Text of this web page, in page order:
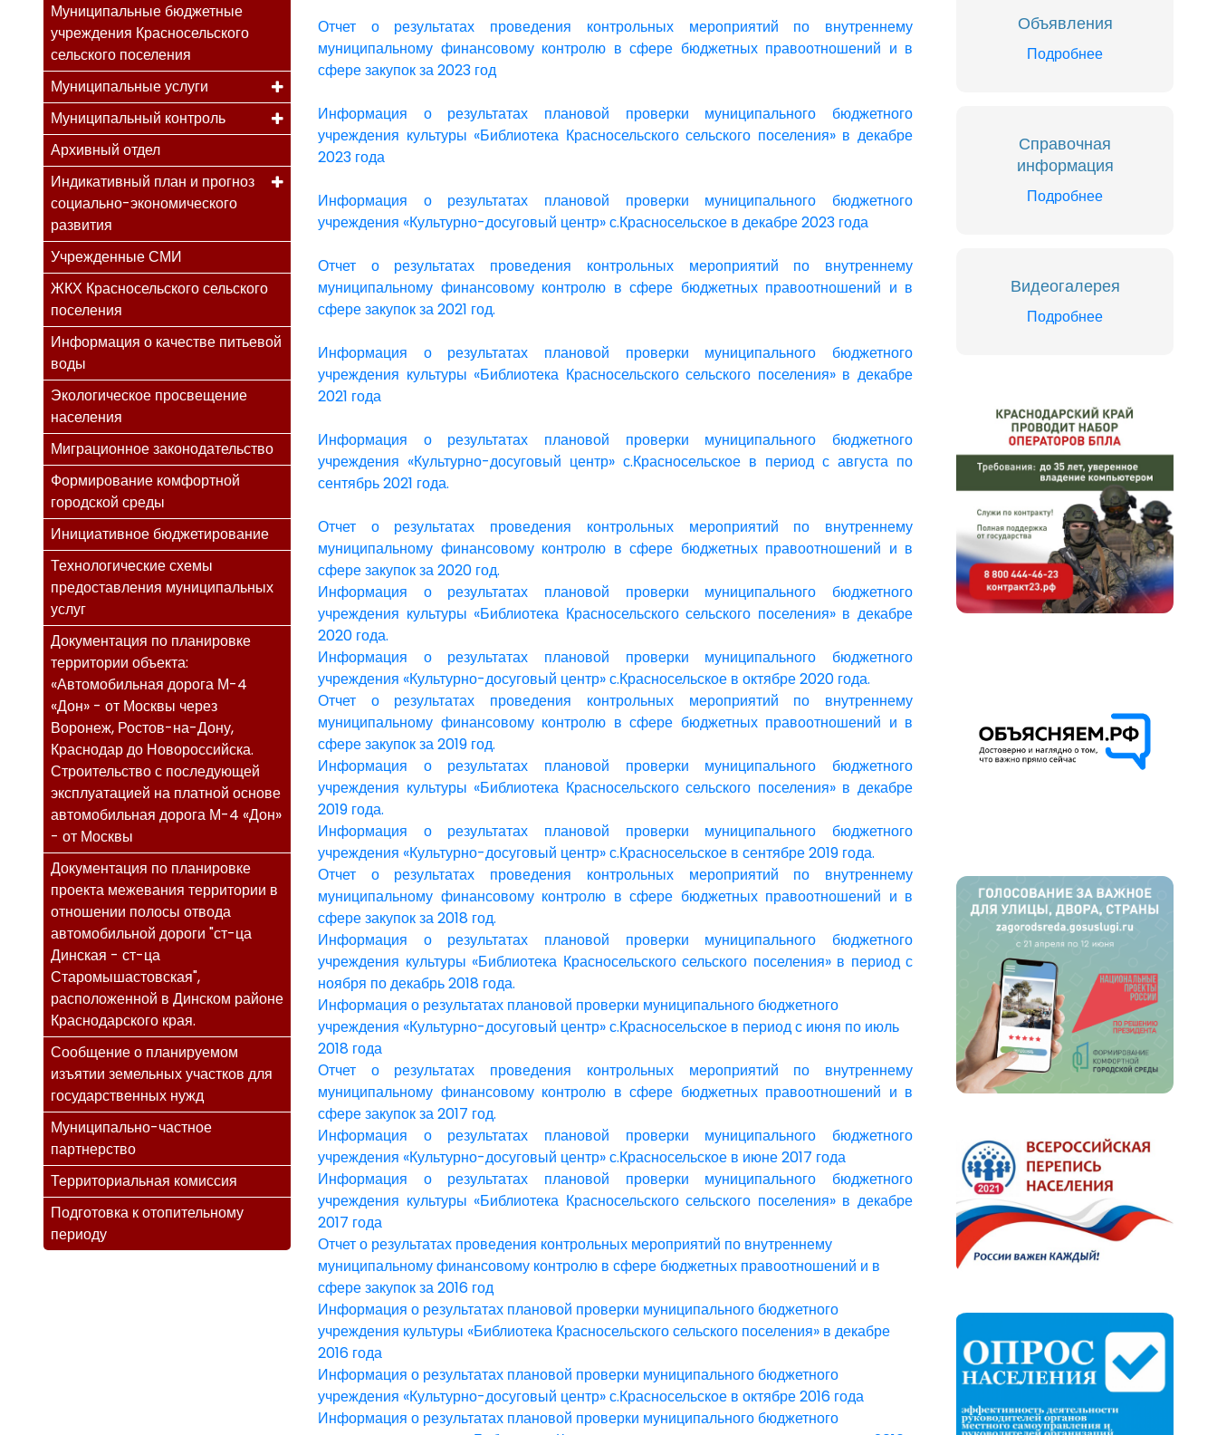
Муниципальные бюджетные
учреждения Красносельского
сельского поселения
Муниципальные услуги
Муниципальный контроль
Архивный отдел
Индикативный план и прогноз
социально-экономического
развития
Учрежденные СМИ
ЖКХ Красносельского сельского
поселения
Информация о качестве питьевой
воды
Экологическое просвещение
населения
Миграционное законодательство
Формирование комфортной
городской среды
Инициативное бюджетирование
Технологические схемы
предоставления муниципальных
услуг
Документация по планировке
территории объекта:
«Автомобильная дорога М-4
«Дон» - от Москвы через
Воронеж, Ростов-на-Дону,
Краснодар до Новороссийска.
Строительство с последующей
эксплуатацией на платной основе
автомобильная дорога М-4 «Дон»
- от Москвы
Документация по планировке
проекта межевания территории в
отношении полосы отвода
автомобильной дороги "ст-ца
Динская - ст-ца
Старомышастовская",
расположенной в Динском районе
Краснодарского края.
Сообщение о планируемом
изъятии земельных участков для
государственных нужд
Муниципально-частное
партнерство
Территориальная комиссия
Подготовка к отопительному
периоду
Отчет о результатах проведения контрольных мероприятий по внутреннему
муниципальному финансовому контролю в сфере бюджетных правоотношений и в
сфере закупок за 2023 год
Информация о результатах плановой проверки муниципального бюджетного
учреждения культуры «Библиотека Красносельского сельского поселения» в декабре
2023 года
Информация о результатах плановой проверки муниципального бюджетного
учреждения «Культурно-досуговый центр» с.Красносельское в декабре 2023 года
Отчет о результатах проведения контрольных мероприятий по внутреннему
муниципальному финансовому контролю в сфере бюджетных правоотношений и в
сфере закупок за 2021 год.
Информация о результатах плановой проверки муниципального бюджетного
учреждения культуры «Библиотека Красносельского сельского поселения» в декабре
2021 года
Информация о результатах плановой проверки муниципального бюджетного
учреждения «Культурно-досуговый центр» с.Красносельское в период с августа по
сентябрь 2021 года.
Отчет о результатах проведения контрольных мероприятий по внутреннему
муниципальному финансовому контролю в сфере бюджетных правоотношений и в
сфере закупок за 2020 год.
Информация о результатах плановой проверки муниципального бюджетного
учреждения культуры «Библиотека Красносельского сельского поселения» в декабре
2020 года.
Информация о результатах плановой проверки муниципального бюджетного
учреждения «Культурно-досуговый центр» с.Красносельское в октябре 2020 года.
Отчет о результатах проведения контрольных мероприятий по внутреннему
муниципальному финансовому контролю в сфере бюджетных правоотношений и в
сфере закупок за 2019 год.
Информация о результатах плановой проверки муниципального бюджетного
учреждения культуры «Библиотека Красносельского сельского поселения» в декабре
2019 года.
Информация о результатах плановой проверки муниципального бюджетного
учреждения «Культурно-досуговый центр» с.Красносельское в сентябре 2019 года.
Отчет о результатах проведения контрольных мероприятий по внутреннему
муниципальному финансовому контролю в сфере бюджетных правоотношений и в
сфере закупок за 2018 год.
Информация о результатах плановой проверки муниципального бюджетного
учреждения культуры «Библиотека Красносельского сельского поселения» в период с
ноября по декабрь 2018 года.
Информация о результатах плановой проверки муниципального бюджетного
учреждения «Культурно-досуговый центр» с.Красносельское в период с июня по июль
2018 года
Отчет о результатах проведения контрольных мероприятий по внутреннему
муниципальному финансовому контролю в сфере бюджетных правоотношений и в
сфере закупок за 2017 год.
Информация о результатах плановой проверки муниципального бюджетного
учреждения «Культурно-досуговый центр» с.Красносельское в июне 2017 года
Информация о результатах плановой проверки муниципального бюджетного
учреждения культуры «Библиотека Красносельского сельского поселения» в декабре
2017 года
Отчет о результатах проведения контрольных мероприятий по внутреннему
муниципальному финансовому контролю в сфере бюджетных правоотношений и в
сфере закупок за 2016 год
Информация о результатах плановой проверки муниципального бюджетного
учреждения культуры «Библиотека Красносельского сельского поселения» в декабре
2016 года
Информация о результатах плановой проверки муниципального бюджетного
учреждения «Культурно-досуговый центр» с.Красносельское в октябре 2016 года
Информация о результатах плановой проверки муниципального бюджетного
Объявления
Подробнее
Справочная
информация
Подробнее
Видеогалерея
Подробнее